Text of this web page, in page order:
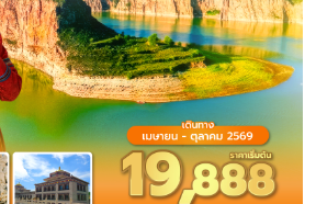
ยใน 2569 ชมพระอาทิต
ลันดา น้ำพุดนตรีคังปาสื
ดาว) พักกระโจมพื้นเมือ
โรงแรม สายการบิน